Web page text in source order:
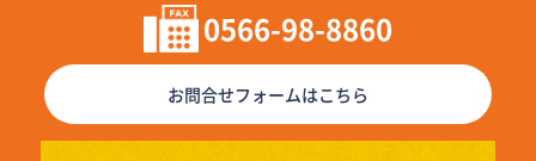
0566-98-8860
お問合せフォームはこちら